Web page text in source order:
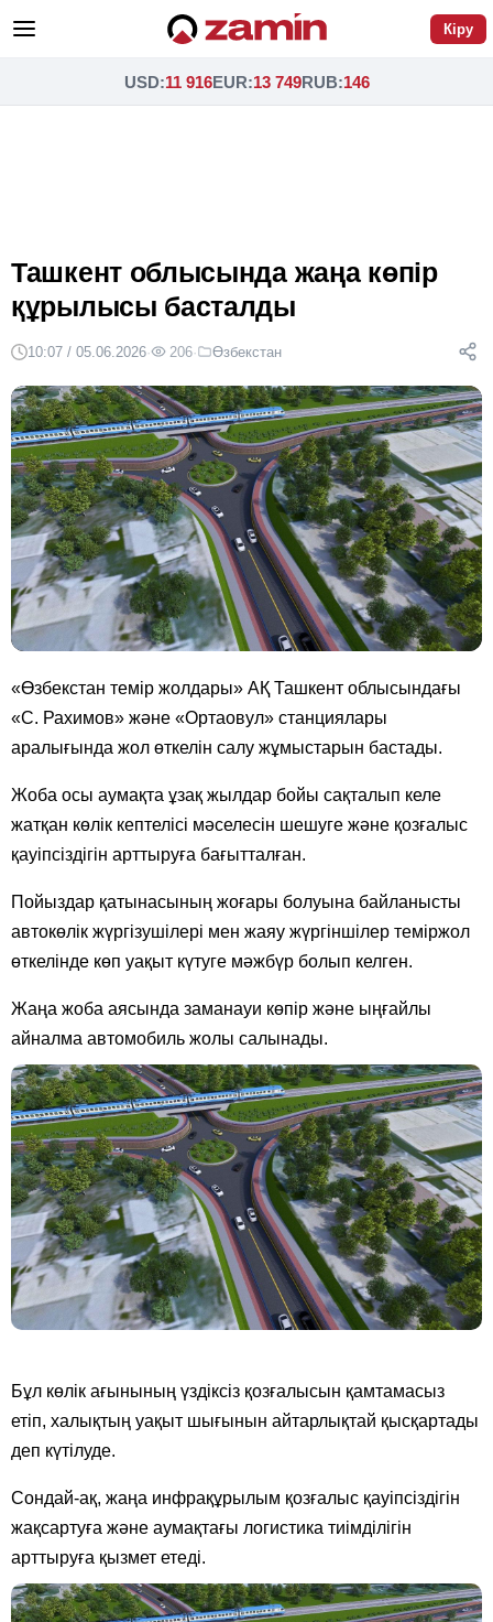
Кіру
USD:11 916EUR:13 749RUB:146
Ташкент облысында жаңа көпір
құрылысы басталды
10:07 / 05.06.2026· 206· Өзбекстан
«Өзбекстан темір жолдары» АҚ Ташкент облысындағы
«С. Рахимов» және «Ортаовул» станциялары
аралығында жол өткелін салу жұмыстарын бастады.
Жоба осы аумақта ұзақ жылдар бойы сақталып келе
жатқан көлік кептелісі мәселесін шешуге және қозғалыс
қауіпсіздігін арттыруға бағытталған.
Пойыздар қатынасының жоғары болуына байланысты
автокөлік жүргізушілері мен жаяу жүргіншілер теміржол
өткелінде көп уақыт күтуге мәжбүр болып келген.
Жаңа жоба аясында заманауи көпір және ыңғайлы
айналма автомобиль жолы салынады.
Бұл көлік ағынының үздіксіз қозғалысын қамтамасыз
етіп, халықтың уақыт шығынын айтарлықтай қысқартады
деп күтілуде.
Сондай-ақ, жаңа инфрақұрылым қозғалыс қауіпсіздігін
жақсартуға және аумақтағы логистика тиімділігін
арттыруға қызмет етеді.